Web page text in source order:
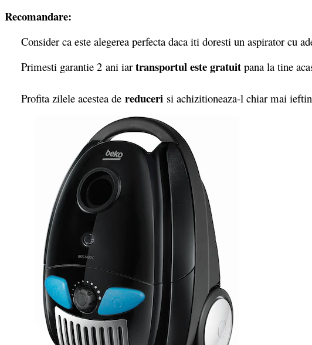
Recomandare:
Consider ca este alegerea perfecta daca iti doresti un aspirator cu
Primesti garantie 2 ani iar transportul este gratuit pana la tine
Profita zilele acestea de reduceri si achizitioneaza-l chiar mai